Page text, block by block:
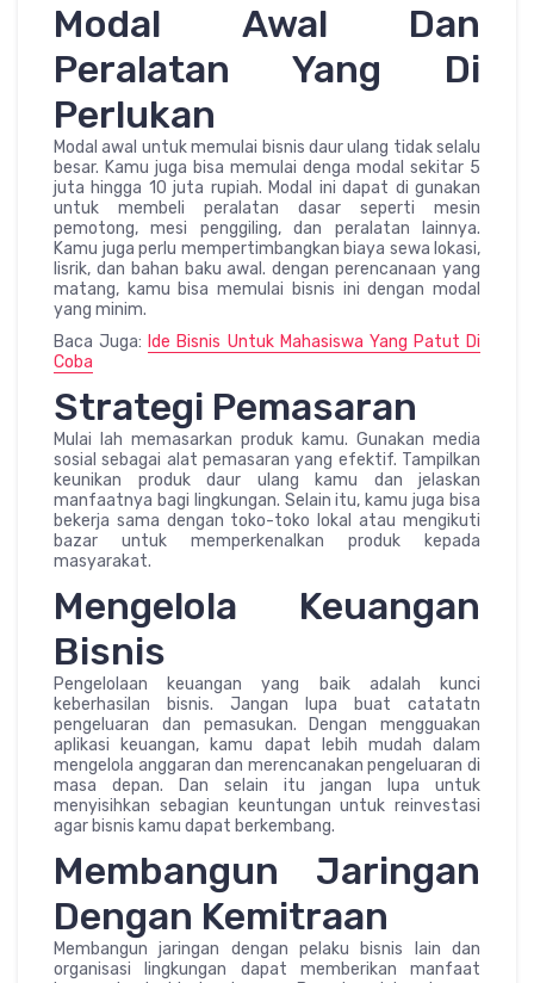
Modal Awal Dan
Peralatan Yang Di
Perlukan
Modal awal untuk memulai bisnis daur ulang tidak selalu
besar. Kamu juga bisa memulai denga modal sekitar 5
juta hingga 10 juta rupiah. Modal ini dapat di gunakan
untuk membeli peralatan dasar seperti mesin
pemotong, mesi penggiling, dan peralatan lainnya.
Kamu juga perlu mempertimbangkan biaya sewa lokasi,
lisrik, dan bahan baku awal. dengan perencanaan yang
matang, kamu bisa memulai bisnis ini dengan modal
yang minim.
Baca Juga: Ide Bisnis Untuk Mahasiswa Yang Patut Di
Coba
Strategi Pemasaran
Mulai lah memasarkan produk kamu. Gunakan media
sosial sebagai alat pemasaran yang efektif. Tampilkan
keunikan produk daur ulang kamu dan jelaskan
manfaatnya bagi lingkungan. Selain itu, kamu juga bisa
bekerja sama dengan toko-toko lokal atau mengikuti
bazar untuk memperkenalkan produk kepada
masyarakat.
Mengelola Keuangan
Bisnis
Pengelolaan keuangan yang baik adalah kunci
keberhasilan bisnis. Jangan lupa buat catatatn
pengeluaran dan pemasukan. Dengan mengguakan
aplikasi keuangan, kamu dapat lebih mudah dalam
mengelola anggaran dan merencanakan pengeluaran di
masa depan. Dan selain itu jangan lupa untuk
menyisihkan sebagian keuntungan untuk reinvestasi
agar bisnis kamu dapat berkembang.
Membangun Jaringan
Dengan Kemitraan
Membangun jaringan dengan pelaku bisnis lain dan
organisasi lingkungan dapat memberikan manfaat